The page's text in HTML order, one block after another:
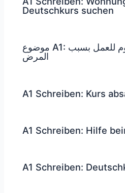
Deutschkurs suchen
موضوع A1: اعتذار عن القدوم للعمل بسبب
المرض
A1 Schreiben: Kurs
A1 Schreiben: Hilfe
A1 Schreiben: